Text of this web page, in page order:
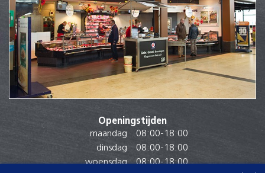
Openingstijden
maandag
08:00-18:00
dinsdag
08:00-18:00
woensdag
08:00-18:00